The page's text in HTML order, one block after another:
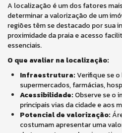
A localização é um dos fatores
determinar a valorização de um
regiões têm se destacado por sua
proximidade da praia e acesso
essenciais.
O que avaliar na localização:
Infraestrutura:Verifique se
supermercados, farmácias,
Acessibilidade: Observe se o
principais vias da cidade e aos
Potencial de valorização:
costumam apresentar uma